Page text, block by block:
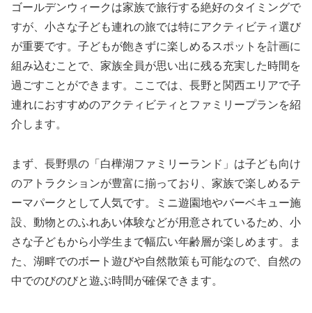
ゴールデンウィークは家族で旅行する絶好のタイミングで
すが、小さな子ども連れの旅では特にアクティビティ選び
が重要です。子どもが飽きずに楽しめるスポットを計画に
組み込むことで、家族全員が思い出に残る充実した時間を
過ごすことができます。ここでは、長野と関西エリアで子
連れにおすすめのアクティビティとファミリープランを紹
介します。
まず、長野県の「白樺湖ファミリーランド」は子ども向け
のアトラクションが豊富に揃っており、家族で楽しめるテ
ーマパークとして人気です。ミニ遊園地やバーベキュー施
設、動物とのふれあい体験などが用意されているため、小
さな子どもから小学生まで幅広い年齢層が楽しめます。ま
た、湖畔でのボート遊びや自然散策も可能なので、自然の
中でのびのびと遊ぶ時間が確保できます。